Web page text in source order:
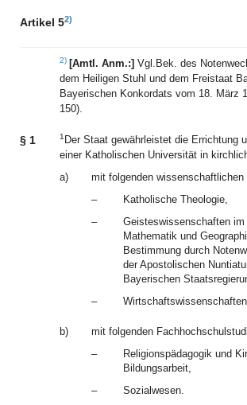
Artikel 52)
2) [Amtl. Anm.:] Vgl.Bek. des
dem Heiligen Stuhl und dem Freistaat
Bayerischen Konkordats vom 18. März
150).
§ 1 1 Der Staat gewährleistet die Errichtung
einer Katholischen Universität in
a)
mit folgenden wissenschaftlichen
–
Katholische Theologie,
–
Geisteswissenschaften im
Mathematik und
Bestimmung durch
der Apostolischen
Bayerischen
–
b)
mit folgenden
–
Religionspädagogik und
Bildungsarbeit,
–
Sozialwesen.